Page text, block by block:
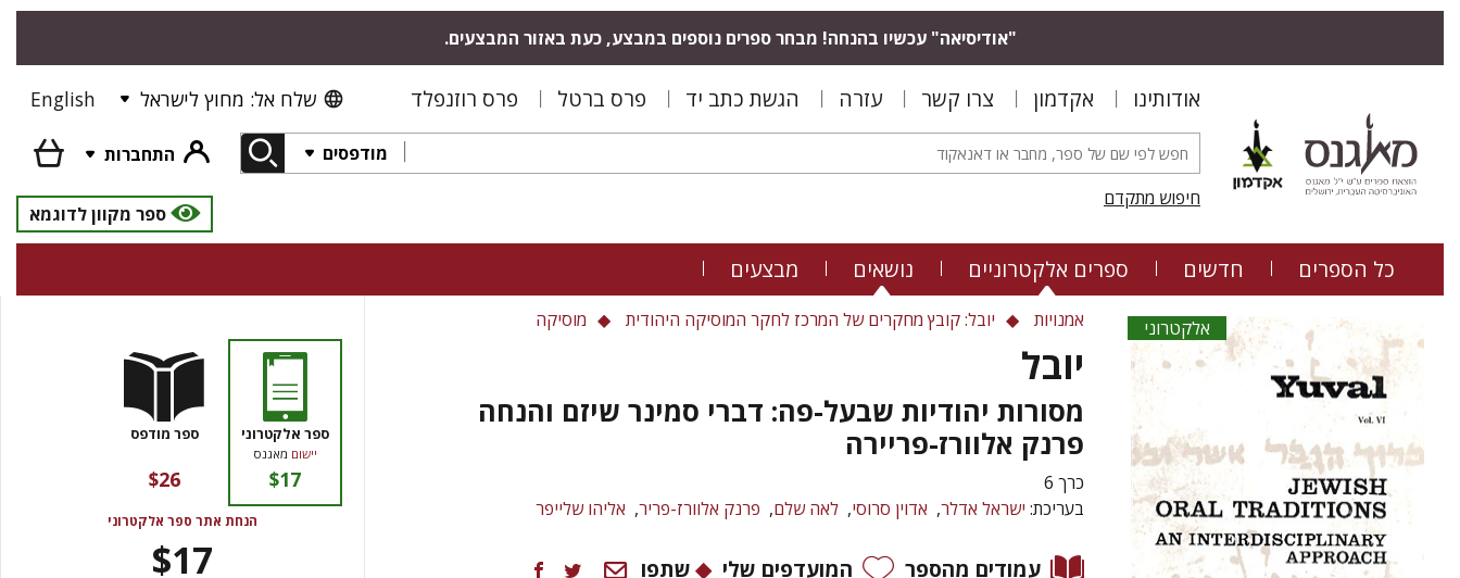
"אודיסיאה" עכשיו בהנחה! מבחר ספרים נוספים במבצע, כעת באזור המבצעים.
אודותינו אקדמון צרו קשר עזרה הגשת כתב יד פרס ברטל פרס רוזנפלד שלח אל: מחוץ לישראל English
מודפסים
התחברות
חיפוש מתקדם
ספר מקוון לדוגמא
כל הספרים חדשים ספרים אלקטרוניים נושאים מבצעים
אלקטרוני אמנויות יובל: קובץ מחקרים של המרכז לחקר המוסיקה היהודית מוסיקה
יובל
מסורות יהודיות שבעל-פה: דברי סמינר שיזם והנחה
פרנק אלוורז-פריירה
כרך 6
בעריכת: ישראל אדלר אדוין סרוסי לאה שלם פרנק אלוורז-פריר אליהו שלייפר
עמודים מהספר המועדפים שלי שתפו
ספר אלקטרוני
יישום מאגנס
$17
ספר מודפס
$26
הנחת אתר ספר אלקטרוני
$17